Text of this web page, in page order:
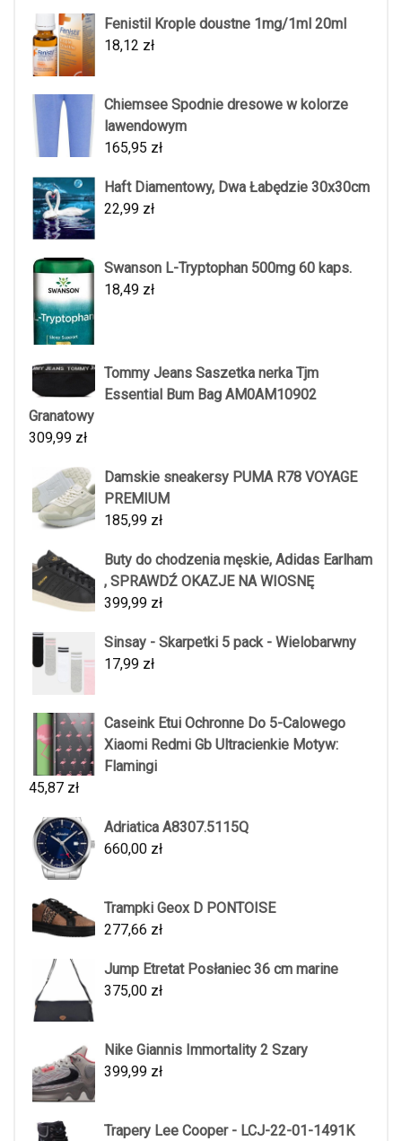
Fenistil Krople doustne 1mg/1ml 20ml
18,12 zł
Chiemsee Spodnie dresowe w kolorze
lawendowym
165,95 zł
Haft Diamentowy, Dwa Łabędzie 30x30cm
22,99 zł
Swanson L-Tryptophan 500mg 60 kaps.
18,49 zł
Tommy Jeans Saszetka nerka Tjm
Essential Bum Bag AM0AM10902
Granatowy
309,99 zł
Damskie sneakersy PUMA R78 VOYAGE
PREMIUM
185,99 zł
Buty do chodzenia męskie, Adidas Earlham
, SPRAWDŹ OKAZJE NA WIOSNĘ
399,99 zł
Sinsay - Skarpetki 5 pack - Wielobarwny
17,99 zł
Caseink Etui Ochronne Do 5-Calowego
Xiaomi Redmi Gb Ultracienkie Motyw:
Flamingi
45,87 zł
Adriatica A8307.5115Q
660,00 zł
Trampki Geox D PONTOISE
277,66 zł
Jump Etretat Posłaniec 36 cm marine
375,00 zł
Nike Giannis Immortality 2 Szary
399,99 zł
Trapery Lee Cooper - LCJ-22-01-1491K